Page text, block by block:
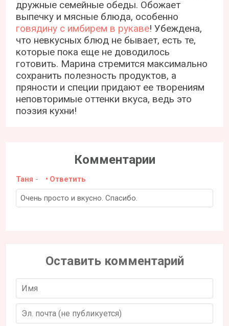
дружные семейные обеды. Обожает
выпечку и мясные блюда, особенно
говядину с имбирем в рукаве! Убеждена,
что невкусных блюд не бывает, есть те,
которые пока еще не доводилось
готовить. Марина стремится максимально
сохранить полезность продуктов, а
пряности и специи придают ее творениям
неповторимые оттенки вкуса, ведь это
поэзия кухни!
Комментарии
Таня - Ответить
Очень просто и вкусно. Спасибо.
Оставить комментарий